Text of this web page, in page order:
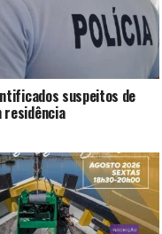
suspeitos de